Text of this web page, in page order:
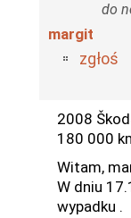
do
margit
zgłoś
2008
180 000
Witam,
W dniu
wypadku .